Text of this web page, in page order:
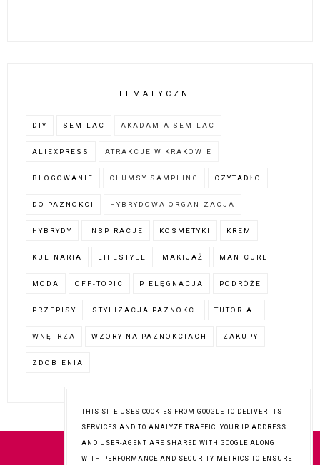
TEMATYCZNIE
DIY SEMILAC AKADAMIA SEMILAC
ALIEXPRESS ATRAKCJE W KRAKOWIE
BLOGOWANIE CLUMSY SAMPLING CZYTADŁO
DO PAZNOKCI HYBRYDOWA ORGANIZACJA
HYBRYDY INSPIRACJE KOSMETYKI KREM
KULINARIA LIFESTYLE MAKIJAŻ MANICURE
MODA OFF-TOPIC PIELĘGNACJA PODRÓŻE
PRZEPISY STYLIZACJA PAZNOKCI TUTORIAL
WNĘTRZA WZORY NA PAZNOKCIACH ZAKUPY
ZDOBIENIA
THIS SITE USES COOKIES FROM GOOGLE TO DELIVER ITS
SERVICES AND TO ANALYZE TRAFFIC. YOUR IP ADDRESS
AND USER-AGENT ARE SHARED WITH GOOGLE ALONG
WITH PERFORMANCE AND SECURITY METRICS TO ENSURE